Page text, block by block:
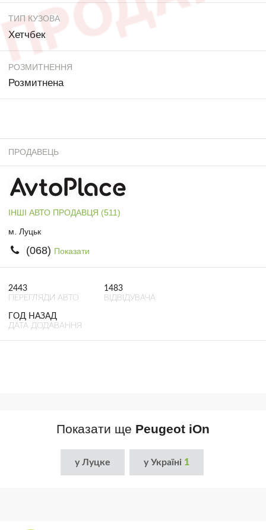
ТИП КУЗОВА
Хетчбек
РОЗМИТНЕННЯ
Розмитнена
ПРОДАВЕЦЬ
ІНШІ АВТО ПРОДАВЦЯ (511)
м. Луцьк
(068) Показати
2443
ПЕРЕГЛЯДИ АВТО
1483
ВІДВІДУВАЧА
ГОД НАЗАД
ДАТА ДОДАВАННЯ
Показати ще Peugeot iOn
у Луцке у Україні 1